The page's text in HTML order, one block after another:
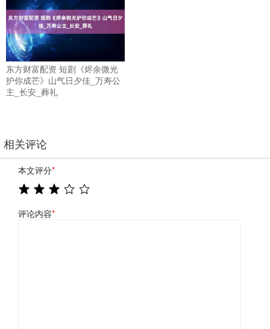
东方财富配资 短剧《烬余微光
护你成芒》山气日夕佳_万寿公
主_长安_葬礼
相关评论
本文评分*
评论内容*